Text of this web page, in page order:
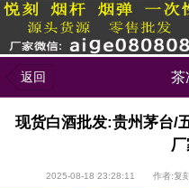
返回 茶
现货白酒批发:贵州茅台/
2025-08-18 23:28:11 作者:复